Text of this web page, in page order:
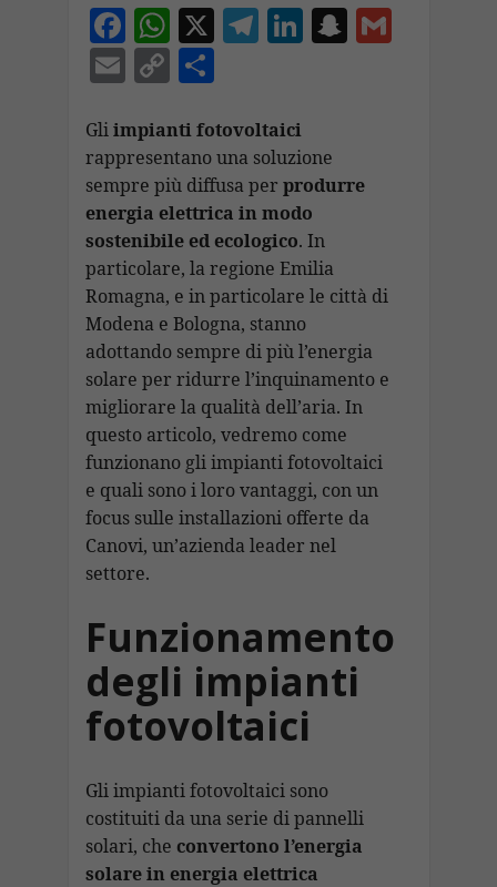
F
ac
e
b
o
o
k
W
h
at
s
A
p
p
X T
gr
a
m
Li
dI
n
S
h
G
E
ai
l
C
p
y
Li
n
k
C
n
di
vi
di
Gliimpianti fotovoltaici
rappresentano una soluzione
sempre più diffusa per produrre
energia elettrica in modo
sostenibile ed ecologico. In
particolare, la regione Emilia
Romagna, e in particolare le città di
Modena e Bologna, stanno
adottando sempre di più l’energia
solare per ridurre l’inquinamento e
migliorare la qualità dell’aria. In
questo articolo, vedremo come
funzionano gli impianti fotovoltaici
e quali sono i loro vantaggi, con un
focus sulle installazioni offerte da
Canovi, un’azienda leader nel
settore.
Funzionamento
degli impianti
fotovoltaici
Gli impianti fotovoltaici sono
costituiti da una serie di pannelli
solari, che convertono l’energia
solare in energia elettrica